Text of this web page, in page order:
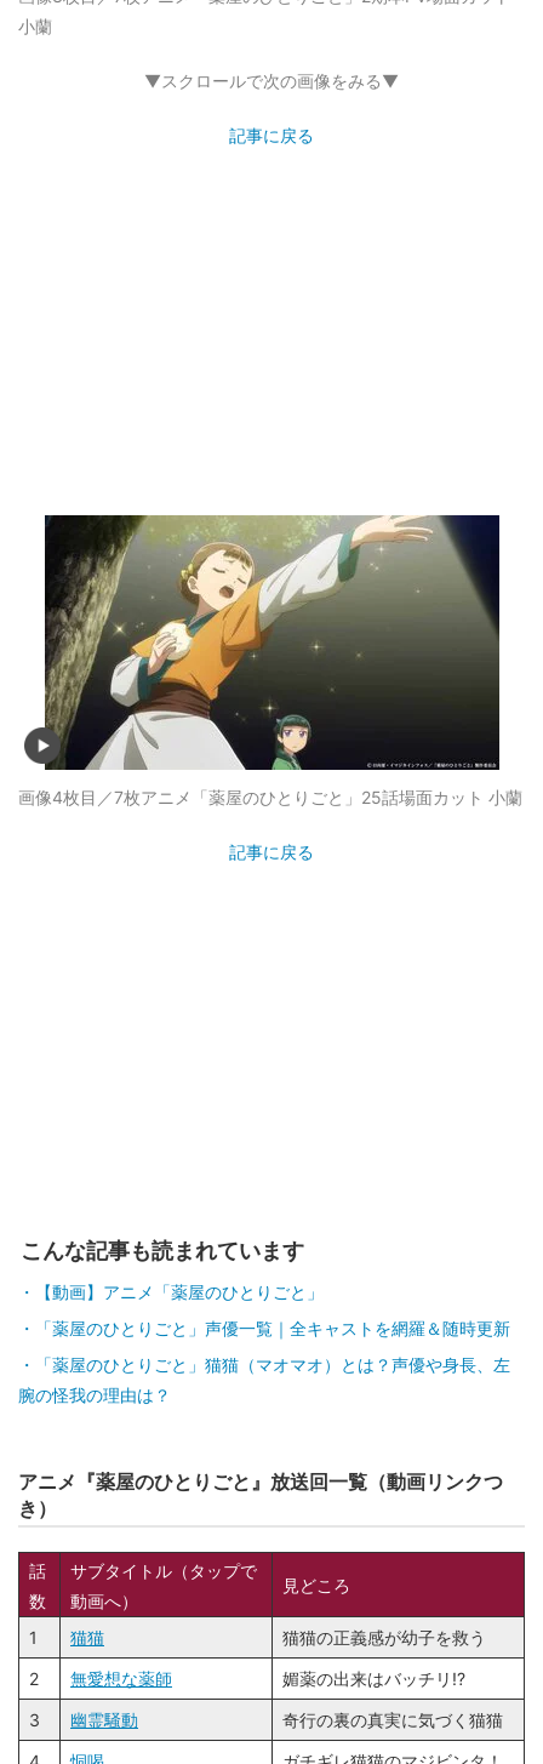
小蘭
▼スクロールで次の画像をみる▼
記事に戻る
画像4枚目／7枚アニメ「薬屋のひとりごと」25話場面カット 小蘭
記事に戻る
こんな記事も読まれています
【動画】アニメ「薬屋のひとりごと」
「薬屋のひとりごと」声優一覧｜全キャストを網羅＆随時更新
「薬屋のひとりごと」猫猫（マオマオ）とは？声優や身長、左
腕の怪我の理由は？
アニメ『薬屋のひとりごと』放送回一覧（動画リンクつ
き）
話
数
サブタイトル（タップで
動画へ）
見どころ
1 猫猫
猫猫の正義感が幼子を救う
2
無愛想な薬師
媚薬の出来はバッチリ!?
3
幽霊騒動
奇行の裏の真実に気づく猫猫